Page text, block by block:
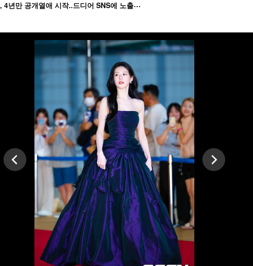
'
흑백' 김도윤♥배우 김서연, 4년만 공개열애 시작..드디어 SNS에 노출 [핫피...